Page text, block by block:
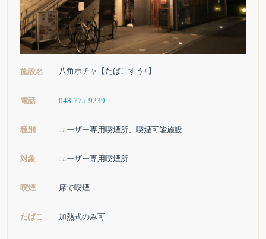
施設名 八角ポチャ【たばこすう+】
電話 048-775-9239
種別 ユーザー専用喫煙所、喫煙可能施設
対象 ユーザー専用喫煙所
喫煙 席で喫煙
たばこ 加熱式のみ可